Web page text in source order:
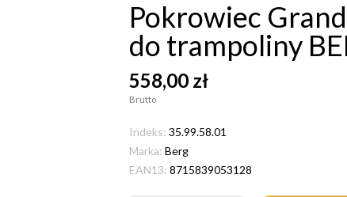
Pokrowiec
do trampoliny
558,00 zł
Brutto
Indeks: 35.99.58.01
Marka: Berg
EAN13: 8715839053128